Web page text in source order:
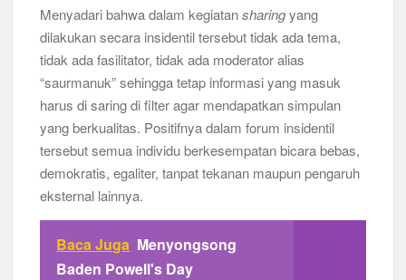
Menyadari bahwa dalam kegiatansharingyang
dilakukan secara insidentil tersebut tidak ada tema,
tidak ada fasilitator, tidak ada moderator alias
“saurmanuk” sehingga tetap informasi yang masuk
harus di saring di filter agar mendapatkan simpulan
yang berkualitas. Positifnya dalam forum insidentil
tersebut semua individu berkesempatan bicara bebas,
demokratis, egaliter, tanpat tekanan maupun pengaruh
eksternal lainnya.
Baca Juga Menyongsong
Baden Powell's Day